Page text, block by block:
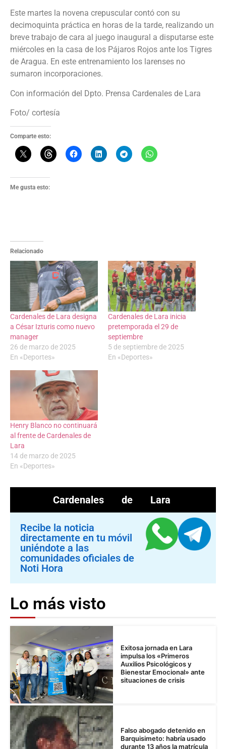
Este martes la novena crepuscular contó con su
decimoquinta práctica en horas de la tarde, realizando un
breve trabajo de cara al juego inaugural a disputarse este
miércoles en la casa de los Pájaros Rojos ante los Tigres
de Aragua. En este entrenamiento los larenses no
sumaron incorporaciones.
Con información del Dpto. Prensa Cardenales de Lara
Foto/ cortesía
Comparte esto:
Me gusta esto:
Relacionado
Cardenales de Lara designa
a César Izturis como nuevo
manager
26 de marzo de 2025
En «Deportes»
Cardenales de Lara inicia
pretemporada el 29 de
septiembre
5 de septiembre de 2025
En «Deportes»
Henry Blanco no continuará
al frente de Cardenales de
Lara
14 de marzo de 2025
En «Deportes»
Cardenales de Lara
Recibe la noticia
directamente en tu móvil
uniéndote a las
comunidades oficiales de
Noti Hora
Lo más visto
Exitosa jornada en Lara
impulsa los «Primeros
Auxilios Psicológicos y
Bienestar Emocional» ante
situaciones de crisis
Falso abogado detenido en
Barquisimeto: habría usado
durante 13 años la matrícula